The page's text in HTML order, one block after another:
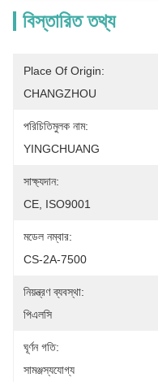
বিস্তারিত তথ্য
Place Of Origin:
CHANGZHOU
পরিচিতিমুলক নাম:
YINGCHUANG
সাক্ষ্যদান:
CE, ISO9001
মডেল নম্বার:
CS-2A-7500
নিয়ন্ত্রণ ব্যবস্থা:
পিএলসি
ঘূর্ণন গতি:
সামঞ্জস্যযোগ্য